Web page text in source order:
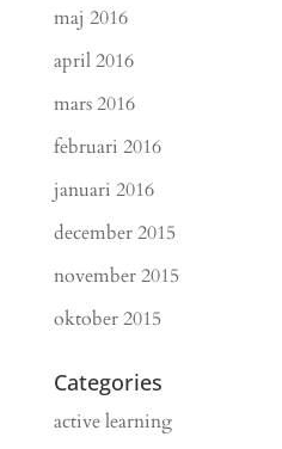
maj 2016
april 2016
mars 2016
februari 2016
januari 2016
december 2015
november 2015
oktober 2015
Categories
active learning